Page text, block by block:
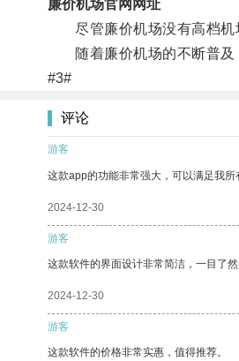
廉价机场官网网址
尽管廉价机场没有高档机
随着廉价机场的不断普及
#3#
评论
游客
这款app的功能非常强大，可以满足我
2024-12-30
游客
这款软件的界面设计非常简洁，一目了然
2024-12-30
游客
这款软件的价格非常实惠，值得推荐。